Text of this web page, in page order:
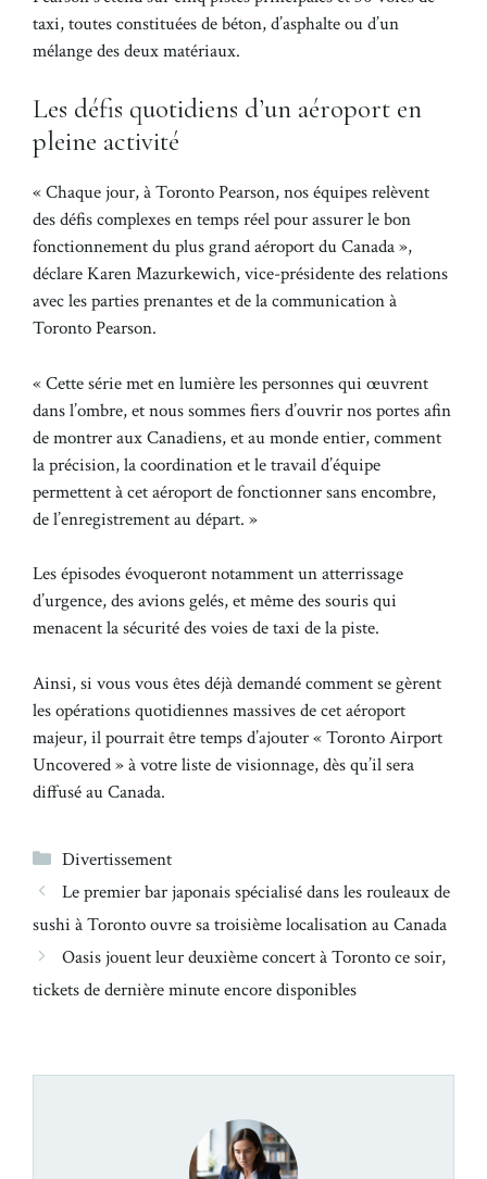
taxi, toutes constituées de béton, d’asphalte ou d’un
mélange des deux matériaux.
Les défis quotidiens d’un aéroport en
pleine activité
« Chaque jour, à Toronto Pearson, nos équipes relèvent
des défis complexes en temps réel pour assurer le bon
fonctionnement du plus grand aéroport du Canada »,
déclare Karen Mazurkewich, vice-présidente des relations
avec les parties prenantes et de la communication à
Toronto Pearson.
« Cette série met en lumière les personnes qui œuvrent
dans l’ombre, et nous sommes fiers d’ouvrir nos portes afin
de montrer aux Canadiens, et au monde entier, comment
la précision, la coordination et le travail d’équipe
permettent à cet aéroport de fonctionner sans encombre,
de l’enregistrement au départ. »
Les épisodes évoqueront notamment un atterrissage
d’urgence, des avions gelés, et même des souris qui
menacent la sécurité des voies de taxi de la piste.
Ainsi, si vous vous êtes déjà demandé comment se gèrent
les opérations quotidiennes massives de cet aéroport
majeur, il pourrait être temps d’ajouter « Toronto Airport
Uncovered » à votre liste de visionnage, dès qu’il sera
diffusé au Canada.
Catégories
Divertissement
Le premier bar japonais spécialisé dans les rouleaux de
sushi à Toronto ouvre sa troisième localisation au Canada
Oasis jouent leur deuxième concert à Toronto ce soir,
tickets de dernière minute encore disponibles